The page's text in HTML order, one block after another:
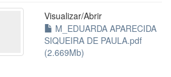
Visualizar/Abrir
M_EDUARDA APARECIDA
SIQUEIRA DE PAULA.pdf
(2.669Mb)